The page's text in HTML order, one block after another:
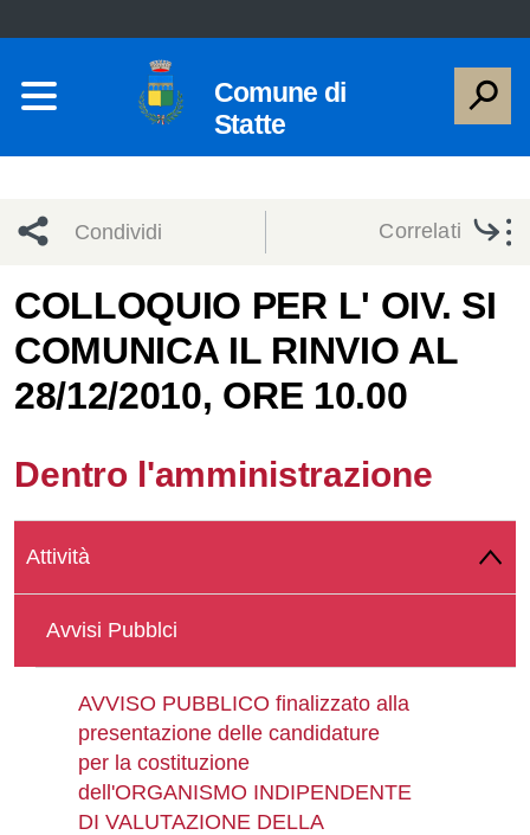
Comune di
Statte
Condividi
sui social
network
Condividi
Condividi
su
Facebook
Condividi
su
Twitter
Condividi
su
Facebook
Condividi
su
Correlati
COLLOQUIO PER L' OIV. SI
COMUNICA IL RINVIO AL
28/12/2010, ORE 10.00
Dentro l'amministrazione
Attività
Avvisi Pubblci
AVVISO PUBBLICO finalizzato alla
presentazione delle candidature
per la costituzione
dell'ORGANISMO INDIPENDENTE
DI VALUTAZIONE DELLA